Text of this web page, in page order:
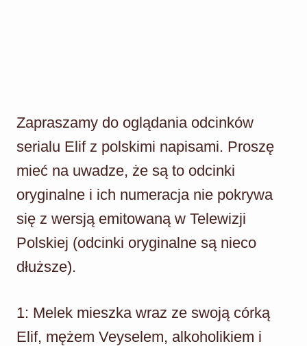
Zapraszamy do oglądania odcinków
serialu Elif z polskimi napisami. Proszę
mieć na uwadze, że są to odcinki
oryginalne i ich numeracja nie pokrywa
się z wersją emitowaną w Telewizji
Polskiej (odcinki oryginalne są nieco
dłuższe).
1: Melek mieszka wraz ze swoją córką
Elif, mężem Veyselem, alkoholikiem i